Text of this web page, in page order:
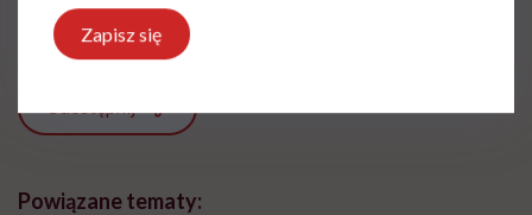
Zobacz profil
Powiązane tematy:
Zapisz się